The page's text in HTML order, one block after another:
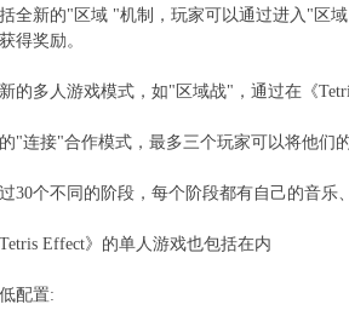
全新的"区域 "机制，玩家可以通过进入"区
得奖励。
的多人游戏模式，如"区域战"，通过在《
"连接"合作模式，最多三个玩家可以将他们
30个不同的阶段，每个阶段都有自己的音
Tetris Effect》的单人游戏也包括在内
配置: